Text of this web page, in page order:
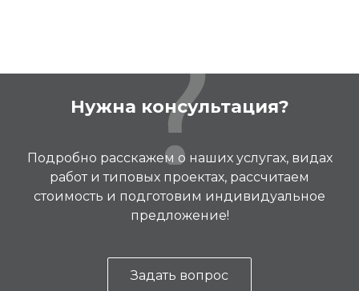
Нужна консультация?
Подробно расскажем о наших услугах, видах
работ и типовых проектах, рассчитаем
стоимость и подготовим индивидуальное
предложение!
Задать вопрос